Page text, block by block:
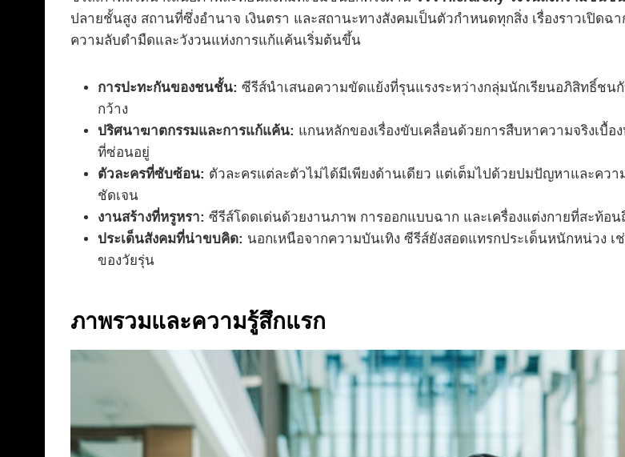
ปลายชั้นสูง สถานที่ซึ่งอำนาจ เงินตรา และสถานะทางสังคมเป็นตัวกำหนดทุกสิ่ง เรื่องราวเปิด
ความลับดำมืดและวังวนแห่งการแก้แค้นเริ่มต้นขึ้น
การปะทะกันของชนชั้น: ซีรีส์นำเสนอความขัดแย้งที่รุนแรงระหว่างกลุ่มนักเรียนอภิสิทธิ์ชน
กว้าง
ปริศนาฆาตกรรมและการแก้แค้น: แกนหลักของเรื่องขับเคลื่อนด้วยการสืบหาความจริงเบื้
ที่ซ่อนอยู่
ตัวละครที่ซับซ้อน: ตัวละครแต่ละตัวไม่ได้มีเพียงด้านเดียว แต่เต็มไปด้วยปมปัญหาและควา
ชัดเจน
งานสร้างที่หรูหรา: ซีรีส์โดดเด่นด้วยงานภาพ การออกแบบฉาก และเครื่องแต่งกายที่สะท้อ
ประเด็นสังคมที่น่าขบคิด: นอกเหนือจากความบันเทิง ซีรีส์ยังสอดแทรกประเด็นหนักหน่วง
ของวัยรุ่น
ภาพรวมและความรู้สึกแรก